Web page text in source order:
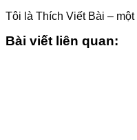
Tôi là Thích Viết Bài –
Bài viết liên quan: